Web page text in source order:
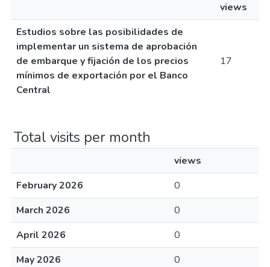
views
Estudios sobre las posibilidades de
implementar un sistema de aprobación
de embarque y fijación de los precios
mínimos de exportación por el Banco
Central
17
Total visits per month
views
February 2026
0
March 2026
0
April 2026
0
May 2026
0